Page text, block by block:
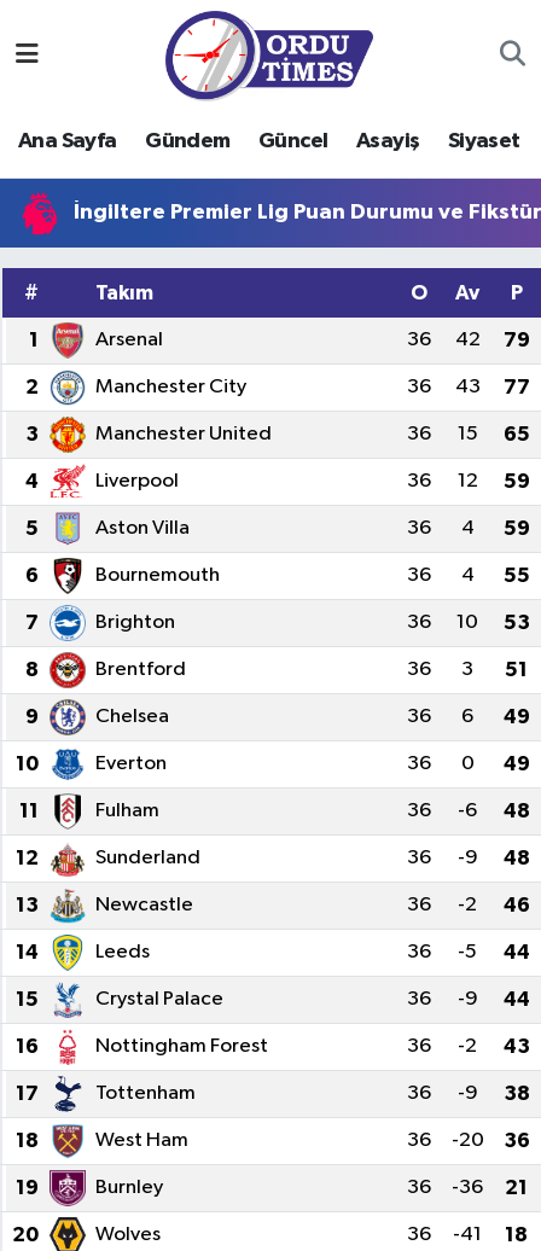
Ana Sayfa Gündem Güncel Asayiş Siyaset
İngiltere Premier Lig Puan Durumu ve
# Takım O Av P
1 Arsenal 36 42 79
2 Manchester City 36 43 77
3 Manchester United 36 15 65
4 Liverpool 36 12 59
5 Aston Villa 36 4 59
6 Bournemouth 36 4 55
7 Brighton 36 10 53
8 Brentford 36 3 51
9 Chelsea 36 6 49
10 Everton 36 0 49
11 Fulham 36 -6 48
12 Sunderland 36 -9 48
13 Newcastle 36 -2 46
14 Leeds 36 -5 44
15 Crystal Palace 36 -9 44
16 Nottingham Forest 36 -2 43
17 Tottenham 36 -9 38
18 West Ham 36 -20 36
19 Burnley 36 -36 21
20 Wolves 36 -41 18
Gündem
Güncel
Siyaset
Eğitim
Ekonomi
Sağlık
Kültür-Sanat
Turizm
Yaşam
Spor
Ordu Nöbetçi Eczaneler
Ordu Hava Durumu
Ordu Namaz Vakitleri
Süper Lig Puan Durumu ve Fikstür
Tüm Manşetler
Son Dakika Haberleri
Haber Arşivi